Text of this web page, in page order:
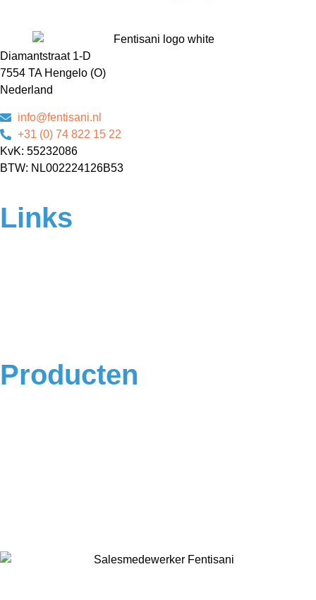
Diamantstraat 1-D
7554 TA Hengelo (O)
Nederland
info@fentisani.nl
+31 (0) 74 822 15 22
KvK: 55232086
BTW: NL002224126B53
Links
Producten